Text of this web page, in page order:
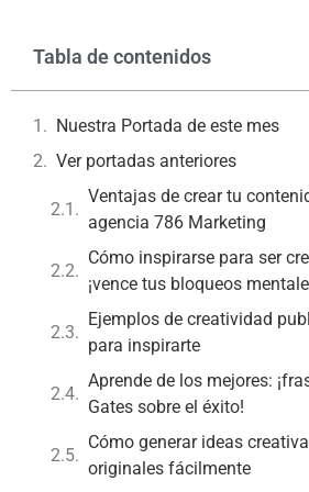
Tabla de contenidos
Nuestra Portada de este mes
Ver portadas anteriores
Ventajas de crear tu
agencia 786 Marketing
Cómo inspirarse para ser
¡vence tus bloqueos
Ejemplos de creatividad
para inspirarte
Aprende de los mejores:
Gates sobre el éxito!
Cómo generar ideas
originales fácilmente